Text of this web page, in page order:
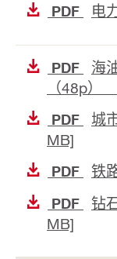
PDF 电
PDF
海
（48p）
PDF
城
MB]
PDF 铁
PDF
钻
MB]